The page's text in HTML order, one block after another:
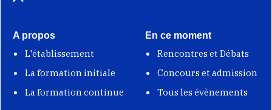
A propos
L'établissement
La formation initiale
La formation continue
En ce moment
Rencontres et Débats
Concours et admission
Tous les évènements